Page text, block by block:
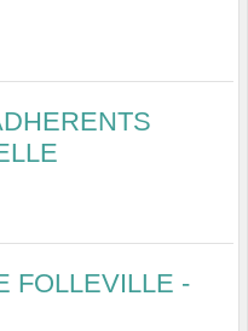
FOLLEVILLE -